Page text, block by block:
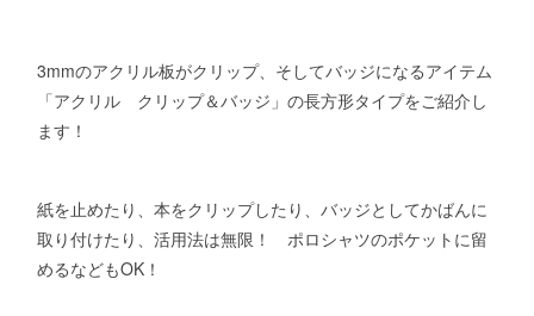
3mmのアクリル板がクリップ、そしてバッジになるアイテム
「アクリル クリップ＆バッジ」の長方形タイプをご紹介し
ます！
紙を止めたり、本をクリップしたり、バッジとしてかばんに
取り付けたり、活用法は無限！ ポロシャツのポケットに留
めるなどもOK！